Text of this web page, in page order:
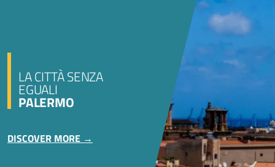
LA CITTÀ SENZA
EGUALI
PALERMO
DISCOVER MORE